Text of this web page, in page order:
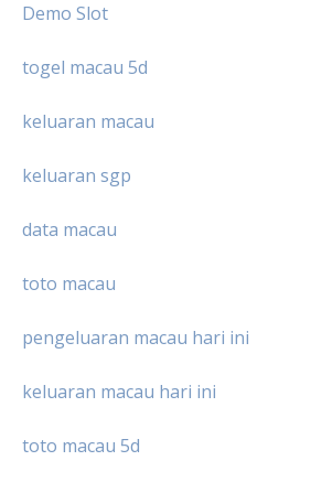
Demo Slot
togel macau 5d
keluaran macau
keluaran sgp
data macau
toto macau
pengeluaran macau hari ini
keluaran macau hari ini
toto macau 5d